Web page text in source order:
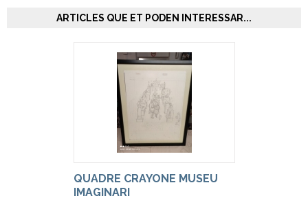
ARTICLES QUE ET PODEN INTERESSAR...
QUADRE CRAYONE MUSEU
IMAGINARI